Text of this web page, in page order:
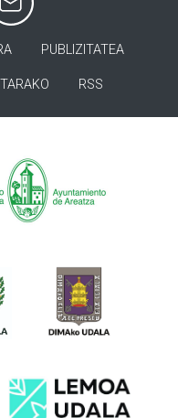
PUBLIZITATEA
RSS